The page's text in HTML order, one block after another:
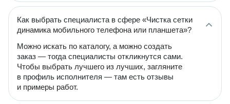
Как выбрать специалиста в сфере «Чистка сетки
динамика мобильного телефона или планшета»?
Можно искать по каталогу, а можно создать
заказ — тогда специалисты откликнутся сами.
Чтобы выбрать лучшего из лучших, загляните
в профиль исполнителя — там есть отзывы
и примеры работ.